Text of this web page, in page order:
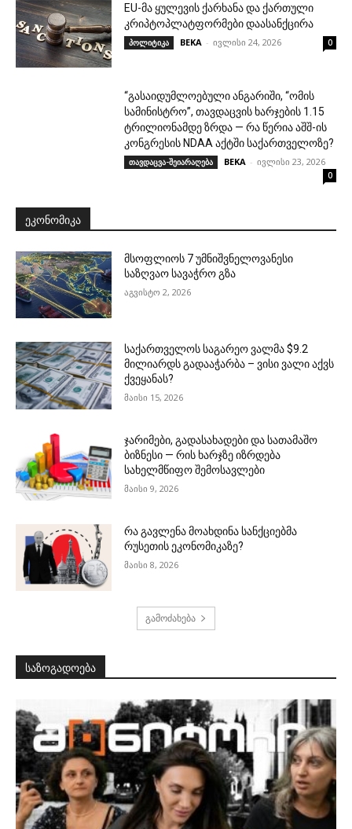
EU-მა ყულევის ქარხანა და ქართული
კრიპტოპლატფორმები დაასანქცირა
პოლიტიკა BEKA - ივლისი 24, 2026 0
“გასაიდუმლოებული ანგარიში, “ომის
სამინისტრო”, თავდაცვის ხარჯების 1.15
ტრილიონამდე ზრდა — რა წერია აშშ-ის
კონგრესის NDAA აქტში საქართველოზე?
თავდაცვა-შეიარაღება BEKA - ივლისი 23, 2026
0
ᲔᲙᲝᲜᲝᲛᲘᲙᲐ
მსოფლიოს 7 უმნიშვნელოვანესი
საზღვაო სავაჭრო გზა
აგვისტო 2, 2026
საქართველოს საგარეო ვალმა $9.2
მილიარდს გადააჭარბა – ვისი ვალი აქვს
ქვეყანას?
მაისი 15, 2026
ჯარიმები, გადასახადები და სათამაშო
ბიზნესი — რის ხარჯზე იზრდება
სახელმწიფო შემოსავლები
მაისი 9, 2026
რა გავლენა მოახდინა სანქციებმა
რუსეთის ეკონომიკაზე?
მაისი 8, 2026
გამოძახება
საზოგადოება